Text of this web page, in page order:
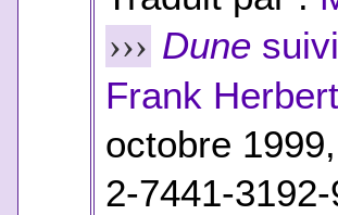
››› Dune
Frank Herbert
octobre 1999,
2-7441-3192-